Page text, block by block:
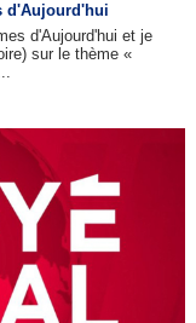
d'Aujourd'hui
d'Aujourd'hui et je
sur le thème «